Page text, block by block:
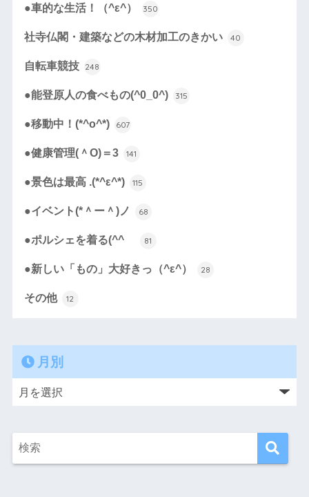
●車的な生活！（^ε^） 350
社寺仏閣・建築などの木材加工のきかい 40
自転車競技 248
●能登原人の食べもの(^0_0^) 315
●移動中！(*^o^*) 607
●健康管理(＾O)＝3 141
●景色は最高 .(*^ε^*) 115
●イベント(*＾ー＾)ノ 68
●ポルシェを着る(^^ゞ 81
●新しい「もの」大好きっ（^ε^） 28
その他 12
月別